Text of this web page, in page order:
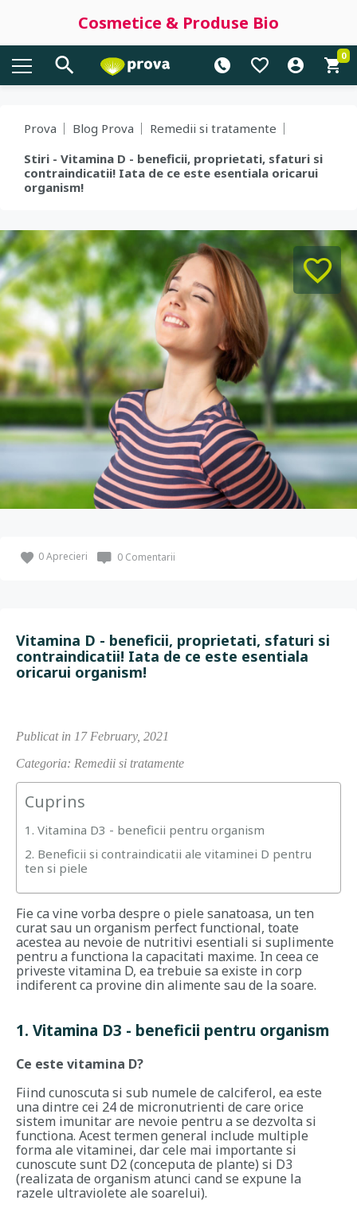
Cosmetice & Produse Bio
0
Prova Blog Prova
Remedii si tratamente
Stiri - Vitamina D - beneficii, proprietati, sfaturi si
contraindicatii! Iata de ce este esentiala oricarui
organism!
0Aprecieri 0 Comentarii
Vitamina D - beneficii, proprietati, sfaturi si
contraindicatii! Iata de ce este esentiala
oricarui organism!
Publicat in 17 February, 2021
Categoria: Remedii si tratamente
Cuprins
1. Vitamina D3 - beneficii pentru organism
2. Beneficii si contraindicatii ale vitaminei D pentru
ten si piele
Fie ca vine vorba despre o piele sanatoasa, un ten
curat sau un organism perfect functional, toate
acestea au nevoie de nutritivi esentiali si suplimente
pentru a functiona la capacitati maxime. In ceea ce
priveste vitamina D, ea trebuie sa existe in corp
indiferent ca provine din alimente sau de la soare.
1. Vitamina D3 - beneficii pentru organism
Ce este vitamina D?
Fiind cunoscuta si sub numele de calciferol, ea este
una dintre cei 24 de micronutrienti de care orice
sistem imunitar are nevoie pentru a se dezvolta si
functiona. Acest termen general include multiple
forma ale vitaminei, dar cele mai importante si
cunoscute sunt D2 (conceputa de plante) si D3
(realizata de organism atunci cand se expune la
razele ultraviolete ale soarelui).